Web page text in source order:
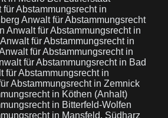
für Abstammungsrecht in
Anwalt für Abstammungsrecht
Anwalt für Abstammungsrecht in
Anwalt für Abstammungsrecht in
für Abstammungsrecht in
für Abstammungsrecht in Bad
für Abstammungsrecht in
Abstammungsrecht in Zemnick
in Köthen (Anhalt)
in Bitterfeld-Wolfen
in Mansfeld, Südharz